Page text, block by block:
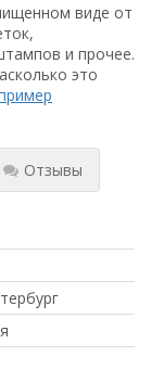
виде от
и прочее.
это
Отзывы